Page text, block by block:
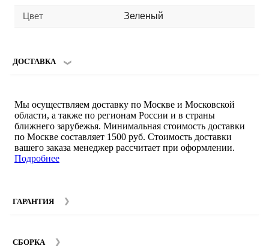
Цвет Зеленый
ДОСТАВКА
Мы осуществляем доставку по Москве и Московской
области, а также по регионам России и в страны
ближнего зарубежья. Минимальная стоимость доставки
по Москве составляет 1500 руб. Стоимость доставки
вашего заказа менеджер рассчитает при оформлении.
Подробнее
ГАРАНТИЯ
составляет 12 месяцев с момента покупки при
СБОРКА